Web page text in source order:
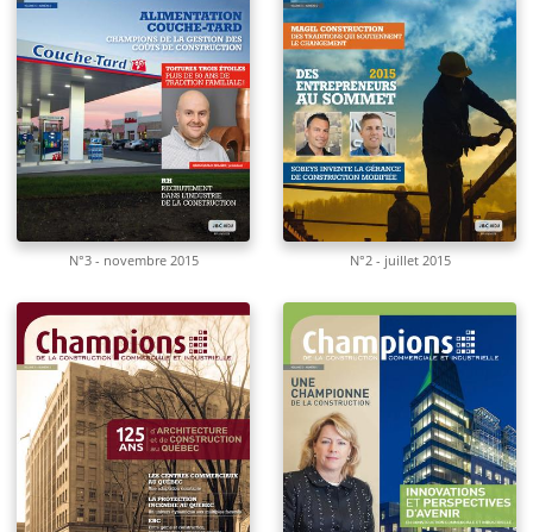
N°3 - novembre 2015 N°2 - juillet 2015